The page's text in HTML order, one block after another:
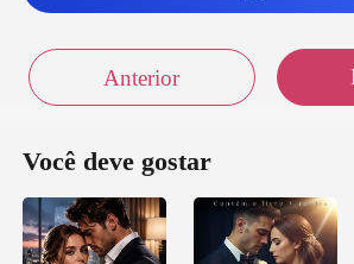
Anterior
Você deve gostar